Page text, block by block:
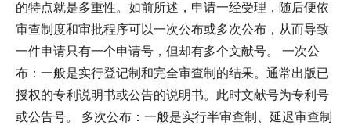
的特点就是多重性。如前所述，申请一经受理，随后便依
审查制度和审批程序可以一次公布或多次公布，从而导致
一件申请只有一个申请号，但却有多个文献号。 一次公
布：一般是实行登记制和完全审查制的结果。通常出版已
授权的专利说明书或公告的说明书。此时文献号为专利号
或公告号。 多次公布：一般是实行半审查制、延迟审查制